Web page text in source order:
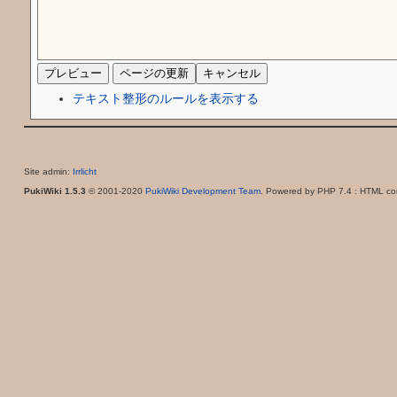
テキスト整形のルールを表示する
Site admin: Irrlicht
PukiWiki 1.5.3 © 2001-2020 PukiWiki Development Team. Powered by PHP 7.4 : HTML